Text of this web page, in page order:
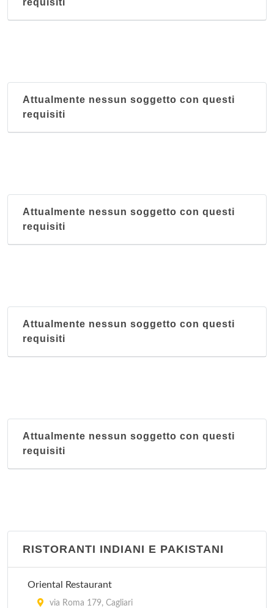
requisiti
Attualmente nessun soggetto con questi
requisiti
Attualmente nessun soggetto con questi
requisiti
Attualmente nessun soggetto con questi
requisiti
Attualmente nessun soggetto con questi
requisiti
RISTORANTI INDIANI E PAKISTANI
Oriental Restaurant
via Roma 179, Cagliari